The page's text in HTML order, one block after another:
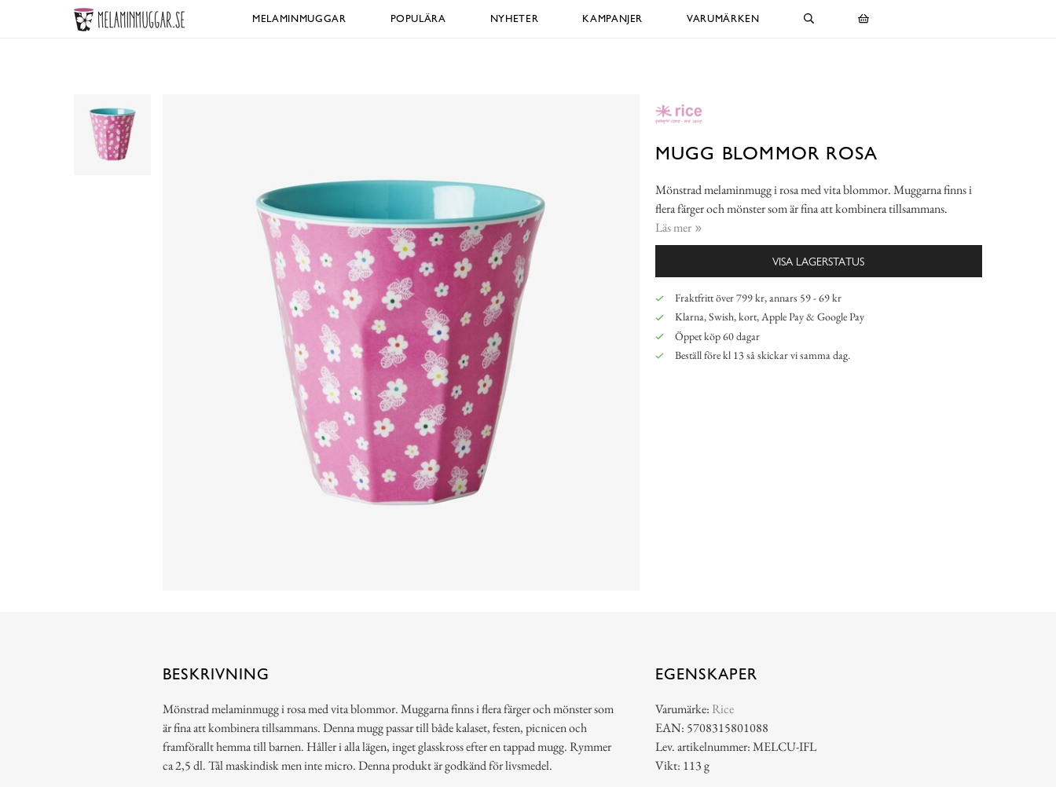
MELAMINMUGGAR POPULÄRA NYHETER KAMPANJER VARUMÄRKEN
MUGG BLOMMOR ROSA
Mönstrad melaminmugg i rosa med vita blommor. Muggarna finns i
flera färger och mönster som är fina att kombinera tillsammans.
Läs mer
VISA LAGERSTATUS
Fraktfritt över 799 kr, annars 59 - 69 kr
Klarna, Swish, kort, Apple Pay & Google Pay
Öppet köp 60 dagar
Beställ före kl 13 så skickar vi samma dag.
BESKRIVNING
Mönstrad melaminmugg i rosa med vita blommor. Muggarna finns i flera färger och mönster som
är fina att kombinera tillsammans. Denna mugg passar till både kalaset, festen, picnicen och
framförallt hemma till barnen. Håller i alla lägen, inget glasskross efter en tappad mugg. Rymmer
ca 2,5 dl. Tål maskindisk men inte micro. Denna produkt är godkänd för livsmedel.
EGENSKAPER
Varumärke: Rice
EAN: 5708315801088
Lev. artikelnummer: MELCU-IFL
Vikt: 113 g